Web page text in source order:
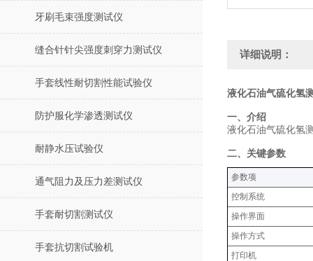
牙刷毛束强度测试仪
缝合针针尖强度刺穿力测试仪
手套线性耐切割性能试验仪
防护服化学渗透测试仪
耐静水压试验仪
通气阻力及压力差测试仪
手套耐切割测试仪
手套抗切割试验机
详细说明：
液化石油气硫化氢
‌一、介绍
液化石油气硫化氢
‌二、关键参数‌
‌参数项‌
控制系统
操作界面
操作方式
打印机